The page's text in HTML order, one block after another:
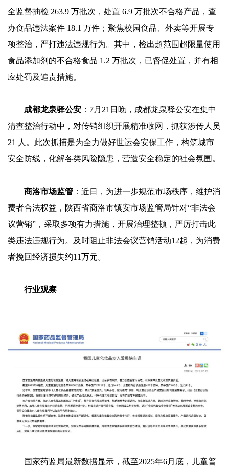
全监督抽检 263.9 万批次，处置 6.9 万批次不合格产品，查
办食品违法案件 18.1 万件；聚焦校园食品、外卖等开展专
项整治，严打违法违规行为。其中，检出超范围超限量使用
食品添加剂的不合格食品 1.2 万批次，已督促处置，并有相
应处罚及追责措施。
成都龙泉驿公安 ：7月21日晚，成都龙泉驿公安在集中
清查整治行动中，对传销组织开展精准收网，抓获涉传人员
21 人。此次抓捕是为全力做好世运会安保工作，构筑城市
安全防线，化解各类风险隐患，营造安全稳定的社会氛围。
商洛市场监管 ：近日，为进一步规范市场秩序，维护消
费者合法权益，陕西省商洛市镇安市场监管局针对“非法会
议营销”，采取多项有力措施，开展治理整顿，严厉打击此
类违法违规行为。及时阻止非法会议营销活动12起，为消费
者挽回经济损失约11万元。
行业观察
国家药监局最新数据显示，截至2025年6月底，儿童普